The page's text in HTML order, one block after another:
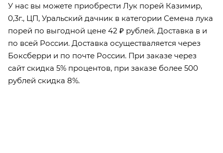
У нас вы можете приобрести Лук порей Казимир,
0,3г., ЦП, Уральский дачник в категории Семена лука
порей по выгодной цене 42 ₽ рублей. Доставка в и
по всей России. Доставка осуществаляется через
Боксберри и по почте России. При заказе через
сайт скидка 5% процентов, при заказе более 500
рублей скидка 8%.